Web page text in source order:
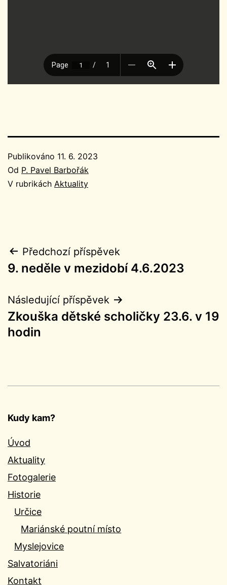
Publikováno 11. 6. 2023
Od P. Pavel Barbořák
V rubrikách Aktuality
Navigace
pro
příspěvek
Předchozí příspěvek
9. neděle v mezidobí 4.6.2023
Následující příspěvek
Zkouška dětské scholičky 23.6. v 19
hodin
Kudy kam?
Úvod
Aktuality
Fotogalerie
Historie
Určice
Mariánské poutní místo
Myslejovice
Salvatoriáni
Kontakt